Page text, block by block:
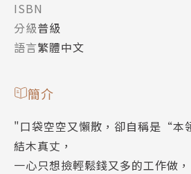
ISBN
分級普級
語言繁體中文
簡介
"口袋空空又懶散，卻自稱是“本
結木真丈，
一心只想撿輕鬆錢又多的工作做，